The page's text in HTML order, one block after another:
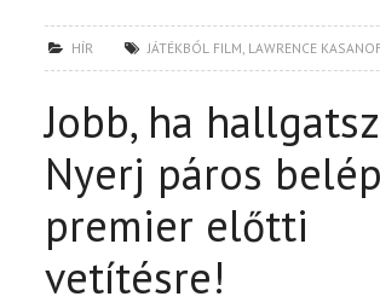
HÍR JÁTÉKBÓL FILM, LAWRENCE
Jobb, ha
Nyerj páros
premier előtti
vetítésre!